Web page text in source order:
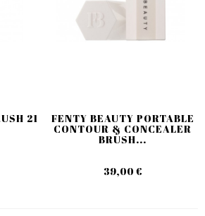
21 FENTY BEAUTY PORTABLE
CONTOUR & CONCEALER
BRUSH...
39,00 €